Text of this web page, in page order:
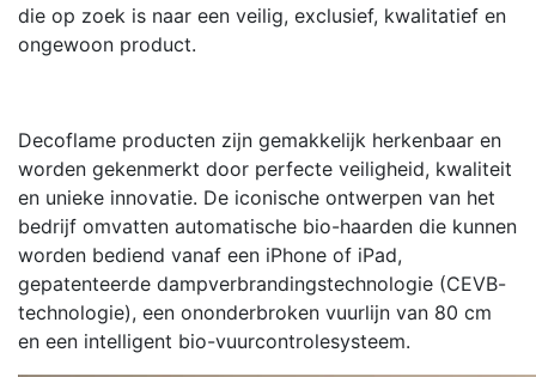
die op zoek is naar een veilig, exclusief, kwalitatief en
ongewoon product.
Decoflame producten zijn gemakkelijk herkenbaar en
worden gekenmerkt door perfecte veiligheid, kwaliteit
en unieke innovatie. De iconische ontwerpen van het
bedrijf omvatten automatische bio-haarden die kunnen
worden bediend vanaf een iPhone of iPad,
gepatenteerde dampverbrandingstechnologie (CEVB-
technologie), een ononderbroken vuurlijn van 80 cm
en een intelligent bio-vuurcontrolesysteem.